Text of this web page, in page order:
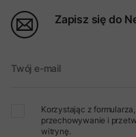
Zapisz się do
Twój e-mail
Korzystając z
przechowywanie i
witrynę.